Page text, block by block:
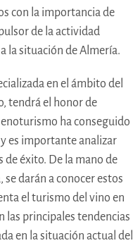
con la importancia de
de la actividad
la situación de Almería.
en el ámbito del
tendrá el honor de
ha conseguido
es importante analizar
de éxito. De la mano de
darán a conocer estos
el turismo del vino en
las principales tendencias
en la situación actual del